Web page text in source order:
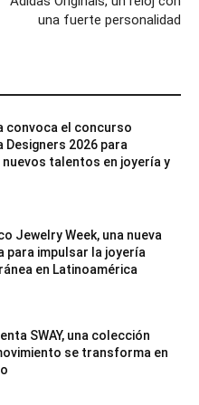
una fuerte personalidad
convoca el concurso
Designers 2026 para
talentos en joyería y
Jewelry Week, una nueva
para impulsar la joyería
en Latinoamérica
SWAY, una colección
se transforma en